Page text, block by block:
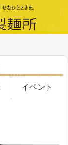
イベント